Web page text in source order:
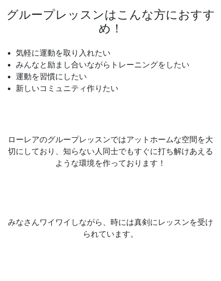
グループレッスンはこんな方におすす
め！
気軽に運動を取り入れたい
みんなと励まし合いながらトレーニングをしたい
運動を習慣にしたい
新しいコミュニティ作りたい
ローレアのグループレッスンではアットホームな空間を大
切にしており、知らない人同士でもすぐに打ち解けあえる
ような環境を作っております！
みなさんワイワイしながら、時には真剣にレッスンを受け
られています。